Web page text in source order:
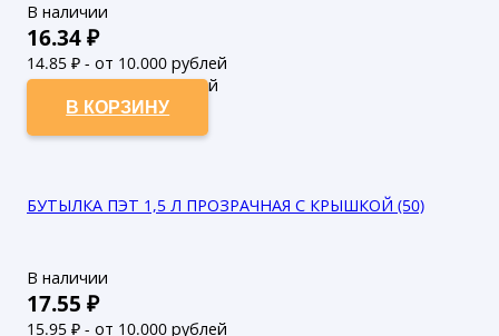
В наличии
16.34₽
14.85 ₽ - от 10.000 рублей
13.5₽ - от 50.000 рублей
В КОРЗИНУ
БУТЫЛКА ПЭТ 1,5 Л ПРОЗРАЧНАЯ С КРЫШКОЙ (50)
В наличии
17.55 ₽
15.95 ₽ - от 10.000 рублей